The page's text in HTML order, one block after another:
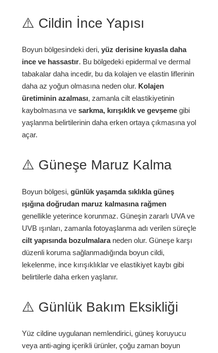
⚠️ Cildin İnce Yapısı
Boyun bölgesindeki deri, yüz derisine kıyasla daha
ince ve hassastır. Bu bölgedeki epidermal ve dermal
tabakalar daha incedir, bu da kolajen ve elastin liflerinin
daha az yoğun olmasına neden olur. Kolajen
üretiminin azalması, zamanla cilt elastikiyetinin
kaybolmasına ve sarkma, kırışıklık ve gevşeme gibi
yaşlanma belirtilerinin daha erken ortaya çıkmasına yol
açar.
⚠️ Güneşe Maruz Kalma
Boyun bölgesi, günlük yaşamda sıklıkla güneş
ışığına doğrudan maruz kalmasına rağmen
genellikle yeterince korunmaz. Güneşin zararlı UVA ve
UVB ışınları, zamanla fotoyaşlanma adı verilen süreçle
cilt yapısında bozulmalaraneden olur. Güneşe karşı
düzenli koruma sağlanmadığında boyun cildi,
lekelenme, ince kırışıklıklar ve elastikiyet kaybı gibi
belirtilerle daha erken yaşlanır.
⚠️ Günlük Bakım Eksikliği
Yüz cildine uygulanan nemlendirici, güneş koruyucu
veya anti-aging içerikli ürünler, çoğu zaman boyun